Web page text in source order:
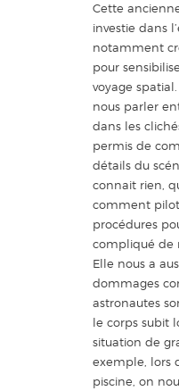
Cette
investie dans
notamment
pour
voyage
nous parler
dans les
permis de
détails du
connait rien,
comment
procédures
compliqué de
Elle nous a
dommages
astronautes
le corps subit
situation de
exemple, lors
piscine, on